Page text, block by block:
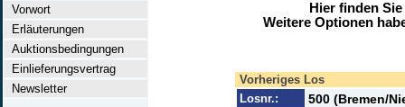
Vorwort
Erläuterungen
Auktionsbedingungen
Einlieferungsvertrag
Newsletter
Hier finden
Weitere Optionen
Vorheriges Los
Losnr.:
500 (Bremen/